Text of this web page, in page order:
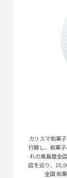
カリスマ和菓
行脚し、和菓
れの髙島屋全
店を巡り、
全国 和